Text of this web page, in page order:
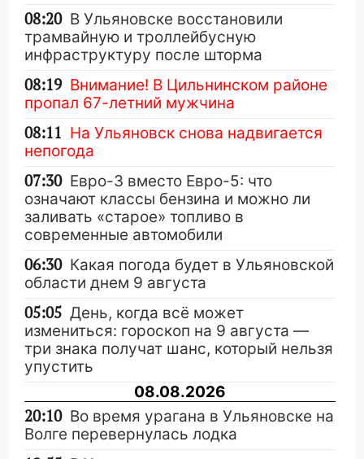
08:20 В Ульяновске восстановили
трамвайную и троллейбусную
инфраструктуру после шторма
08:19 Внимание! В Цильнинском районе
пропал 67-летний мужчина
08:11 На Ульяновск снова надвигается
непогода
07:30 Евро-3 вместо Евро-5: что
означают классы бензина и можно ли
заливать «старое» топливо в
современные автомобили
06:30 Какая погода будет в Ульяновской
области днем 9 августа
05:05 День, когда всё может
измениться: гороскоп на 9 августа —
три знака получат шанс, который нельзя
упустить
08.08.2026
20:10 Во время урагана в Ульяновске на
Волге перевернулась лодка